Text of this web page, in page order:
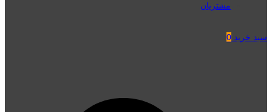
مشتریان
سبد خرید 0